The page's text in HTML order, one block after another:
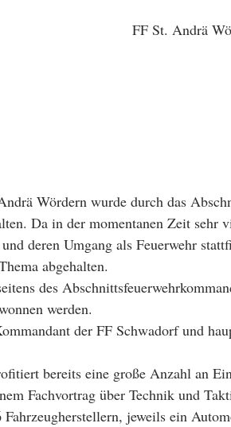
FF St. Andrä
Da in der momentanen Zeit sehr
deren Umgang als Feuerwehr
abgehalten.
des
werden.
der FF Schwadorf und
bereits eine große Anzahl an
Fachvortrag über Technik und
jeweils ein